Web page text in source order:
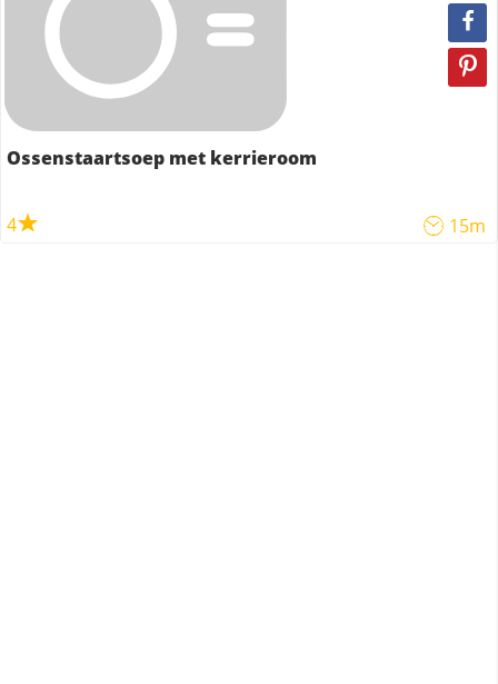
Ossenstaartsoep met kerrieroom
4 15m